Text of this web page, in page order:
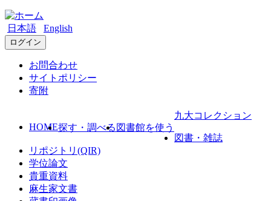
日本語 English
ログイン
お問合わせ
サイトポリシー
寄附
HOME探す・調べる 図書館を使う
九大コレクション
図書・雑誌
リポジトリ(QIR)
学位論文
貴重資料
麻生家文書